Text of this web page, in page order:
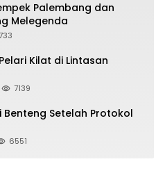
Palembang dan
Melegenda
Kilat di Lintasan
7139
Setelah Protokol
6551